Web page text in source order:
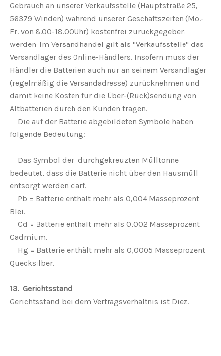
Gebrauch an unserer Verkaufsstelle (Hauptstraße 25,
56379 Winden) während unserer Geschäftszeiten (Mo.-
Fr. von 8.00-18.00Uhr) kostenfrei zurückgegeben
werden. Im Versandhandel gilt als "Verkaufsstelle" das
Versandlager des Online-Händlers. Insofern muss der
Händler die Batterien auch nur an seinem Versandlager
(regelmäßig die Versandadresse) zurücknehmen und
damit keine Kosten für die Über-(Rück)sendung von
Altbatterien durch den Kunden tragen.
Die auf der Batterie abgebildeten Symbole haben
folgende Bedeutung:
Das Symbol der durchgekreuzten Mülltonne
bedeutet, dass die Batterie nicht über den Hausmüll
entsorgt werden darf.
Pb = Batterie enthält mehr als 0,004 Masseprozent
Blei.
Cd = Batterie enthält mehr als 0,002 Masseprozent
Cadmium.
Hg = Batterie enthält mehr als 0,0005 Masseprozent
Quecksilber.
13. Gerichtsstand
Gerichtsstand bei dem Vertragsverhältnis ist Diez.